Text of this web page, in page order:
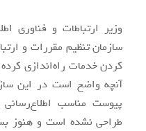
وزیر ارتباطات و فناوری
سازمان تنظیم مقررات و
کردن خدمات راه‌اندازی
آنچه واضح است در این
پیوست مناسب اطلاع‌رسانی
طراحی نشده است و هنوز